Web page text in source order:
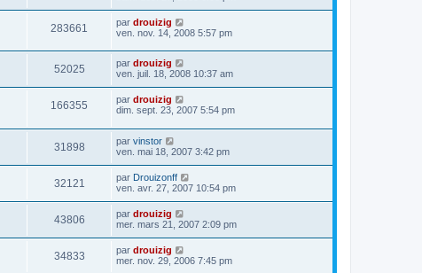
283661 par drouizig
ven. nov. 14, 2008 5:57 pm
52025 par drouizig
ven. juil. 18, 2008 10:37 am
166355 par drouizig
dim. sept. 23, 2007 5:54 pm
31898 par vinstor
ven. mai 18, 2007 3:42 pm
32121 par Drouizonff
ven. avr. 27, 2007 10:54 pm
43806 par drouizig
mer. mars 21, 2007 2:09 pm
34833 par drouizig
mer. nov. 29, 2006 7:45 pm